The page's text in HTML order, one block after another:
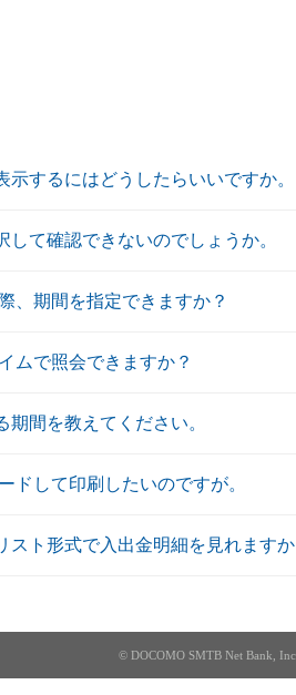
示するにはどうしたらいいですか。
して確認できないのでしょうか。
、期間を指定できますか？
ムで照会できますか？
期間を教えてください。
ドして印刷したいのですが。
スト形式で入出金明細を見れますか
© DOCOMO SMTB Net Bank, Inc.